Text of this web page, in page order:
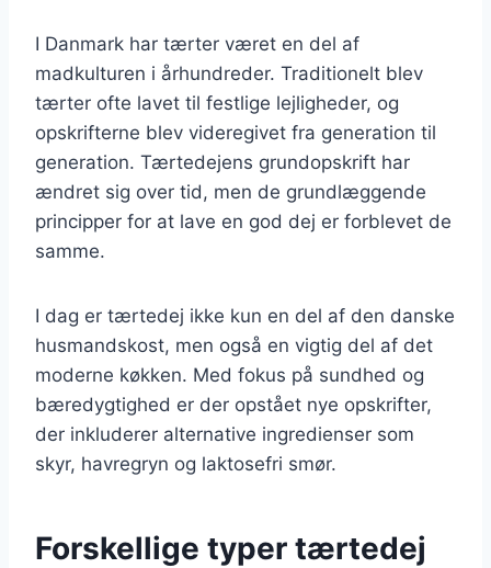
I Danmark har tærter været en del af
madkulturen i århundreder. Traditionelt blev
tærter ofte lavet til festlige lejligheder, og
opskrifterne blev videregivet fra generation til
generation. Tærtedejens grundopskrift har
ændret sig over tid, men de grundlæggende
principper for at lave en god dej er forblevet de
samme.
I dag er tærtedej ikke kun en del af den danske
husmandskost, men også en vigtig del af det
moderne køkken. Med fokus på sundhed og
bæredygtighed er der opstået nye opskrifter,
der inkluderer alternative ingredienser som
skyr, havregryn og laktosefri smør.
Forskellige typer tærtedej